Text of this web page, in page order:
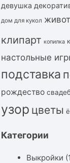
девушка
дом для кукол
клипарт копилка
настольные
подставка
рождество
узор цветы
Категории
Выкройки